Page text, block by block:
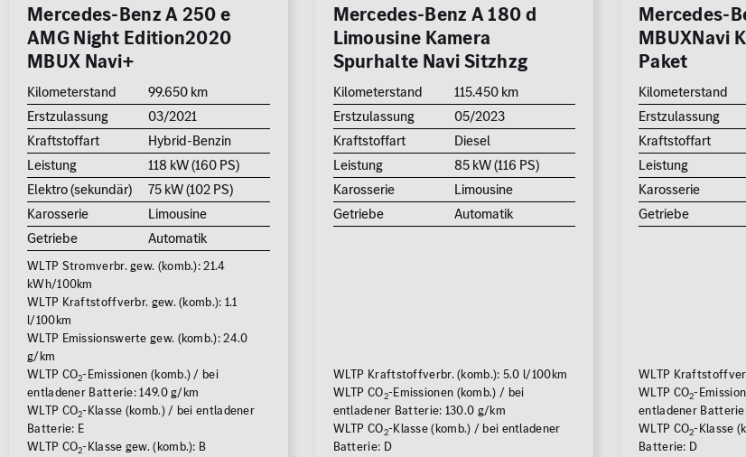
Mercedes-Benz A 250 e
AMG Night Edition2020
MBUX Navi+
Kilometerstand
99.650 km
Erstzulassung
03/2021
Kraftstoffart
Hybrid-Benzin
Leistung
118 kW (160 PS)
Elektro (sekundär)
75 kW (102 PS)
Karosserie
Limousine
Getriebe
Automatik
WLTP Stromverbr. gew. (komb.): 21.4
kWh/100km
WLTP Kraftstoffverbr. gew. (komb.): 1.1
l/100km
WLTP Emissionswerte gew. (komb.): 24.0
g/km
WLTP CO2-Emissionen (komb.) / bei
entladener Batterie: 149.0 g/km
WLTP CO2-Klasse (komb.) / bei entladener
Batterie: E
WLTP CO2-Klasse gew. (komb.): B
Mercedes-Benz A 180 d
Limousine Kamera
Spurhalte Navi Sitzhzg
Kilometerstand
115.450 km
Erstzulassung
05/2023
Kraftstoffart
Diesel
Leistung
85 kW (116 PS)
Karosserie
Limousine
Getriebe
Automatik
WLTP Kraftstoffverbr. (komb.): 5.0 l/100km
WLTP CO2-Emissionen (komb.) / bei
entladener Batterie: 130.0 g/km
WLTP CO2-Klasse (komb.) / bei entladener
Batterie: D
Mercedes-
MBUXNavi
Paket
Kilometerstand
Erstzulassung
Kraftstoffart
Leistung
Karosserie
Getriebe
WLTP
WLTP CO2-
entladener
WLTP CO2-Klasse
Batterie: D